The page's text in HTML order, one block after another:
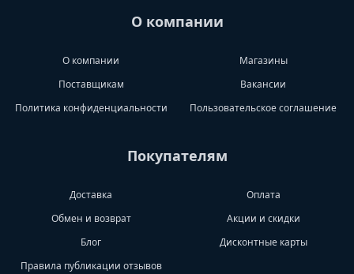
О компании
О компании
Магазины
Поставщикам
Вакансии
Политика конфиденциальности
Пользовательское соглашение
Покупателям
Доставка
Оплата
Обмен и возврат
Акции и скидки
Блог
Дисконтные карты
Правила публикации отзывов